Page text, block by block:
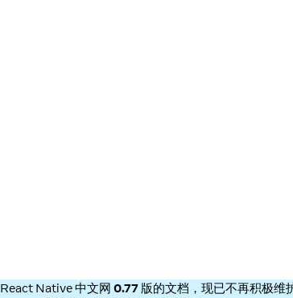
React Native 中文网 0.77 版的文档，现已不再积极维